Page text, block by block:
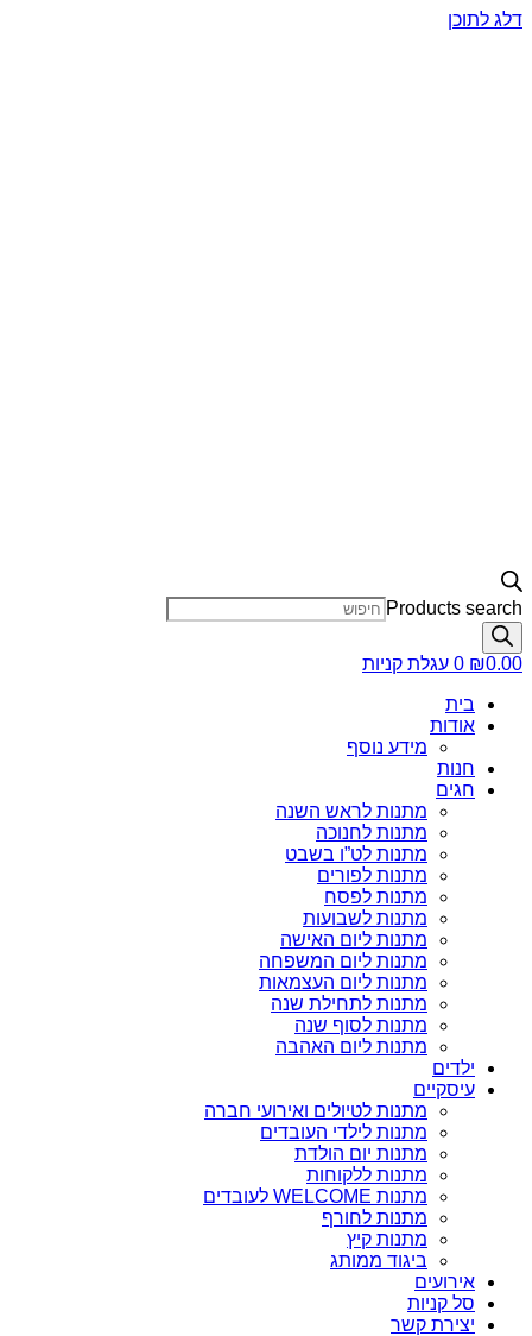
דלג לתוכן
Products search
₪0.00
0 עגלת קניות
בית
אודות
מידע נוסף
חנות
חגים
מתנות לראש השנה
מתנות לחנוכה
מתנות לט”ו בשבט
מתנות לפורים
מתנות לפסח
מתנות לשבועות
מתנות ליום האישה
מתנות ליום המשפחה
מתנות ליום העצמאות
מתנות לתחילת שנה
מתנות לסוף שנה
מתנות ליום האהבה
ילדים
עיסקיים
מתנות לטיולים ואירועי חברה
מתנות לילדי העובדים
מתנות יום הולדת
מתנות ללקוחות
מתנות WELCOME לעובדים
מתנות לחורף
מתנות קיץ
ביגוד ממותג
אירועים
סל קניות
יצירת קשר